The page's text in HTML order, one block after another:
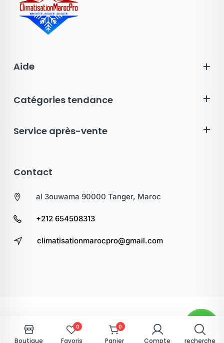
Aide
Catégories tendance
Service après-vente
Contact
al 3ouwama 90000 Tanger, Maroc
+212 654508313
climatisationmarocpro@gmail.com
Boutique
0
Favoris
0
Panier Compte recherche